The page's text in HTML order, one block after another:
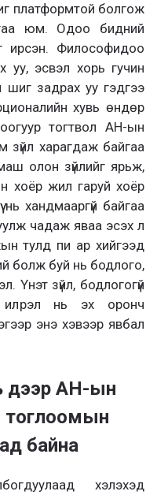
платформтой болгож
юм. Одоо бидний
ирсэн. Философидоо
уу, эсвэл хорь гучин
задрах уу гэдгээ
хувь өндөр
тогтвол АН-ын
зүйл харагдаж байгаа
олон зүйлийг ярьж,
хоёр жил гаруй хоёр
нь хандмааргүй байгаа
чадаж яваа эсэх л
тулд пи ар хийгээд
болж буй нь бодлого,
Үнэт зүйл, бодлогогүй
илрэл нь эх оронч
энэ хэвээр явбал
дээр АН-ын
байна
хэлэхэд